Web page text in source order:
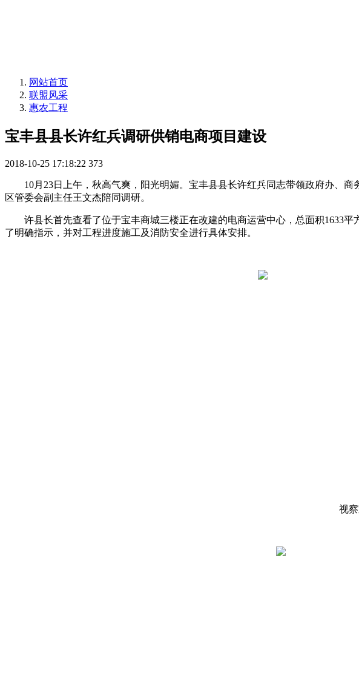
网站首页
联盟风采
惠农工程
宝丰县县长许红兵调研供销电商项目建设
2018-10-25 17:18:22 373
10月23日上午，秋高气爽，阳光明媚。宝丰县县长许红兵同志带领政府办、商
区管委会副主任王文杰陪同调研。
许县长首先查看了位于宝丰商城三楼正在改建的电商运营中心，总面积1633平
了明确指示，并对工程进度施工及消防安全进行具体安排。
视察宝